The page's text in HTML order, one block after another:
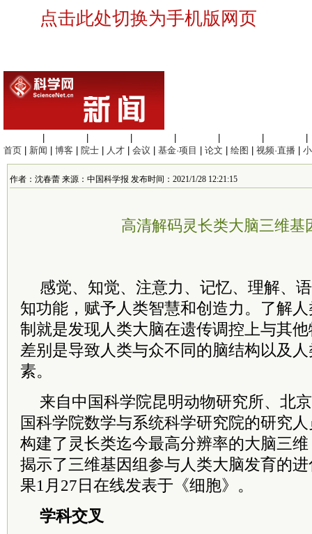
点击此处切换为手机版网页
首页
新闻 博客 院士 人才 会议 基金·项目 论文 绘图 视频·直播
作者：沈春蕾 来源：中国科学报 发布时间：2021/1/28 12:21:15
高清解码灵长类大脑三维基
感觉、知觉、注意力、记忆、理解、
知功能，赋予人类智慧和创造力。了解
制就是发现人类大脑在遗传调控上与其
差别是导致人类与众不同的脑结构以及
素。
来自中国科学院昆明动物研究所、北
国科学院数学与系统科学研究院的研究
构建了灵长类迄今最高分辨率的大脑三
揭示了三维基因组参与人类大脑发育的
果1月27日在线发表于《细胞》。
学科交叉